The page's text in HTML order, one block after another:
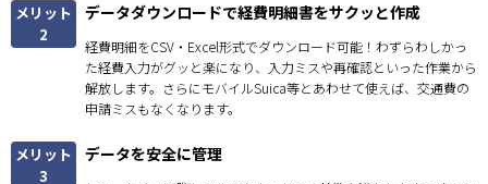
メリット
2
データダウンロードで経費明細書をサクッと作成
経費明細をCSV・Excel形式でダウンロード可能！わずらわしかっ
た経費入力がグッと楽になり、入力ミスや再確認といった作業から
解放します。さらにモバイルSuica等とあわせて使えば、交通費の
申請ミスもなくなります。
メリット
3
データを安全に管理